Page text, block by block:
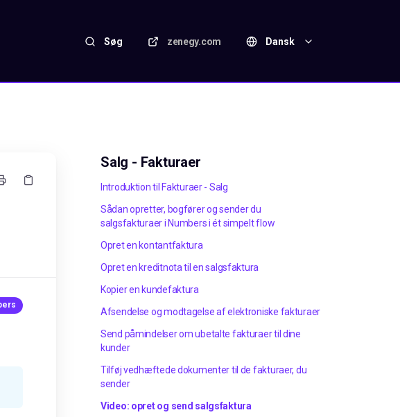
Søg zenegy.com Dansk
Salg - Fakturaer
Introduktion til Fakturaer - Salg
Sådan opretter, bogfører og sender du
salgsfakturaer i Numbers i ét simpelt flow
Opret en kontantfaktura
Opret en kreditnota til en salgsfaktura
Kopier en kundefaktura
Afsendelse og modtagelse af elektroniske fakturaer
Send påmindelser om ubetalte fakturaer til dine
kunder
Tilføj vedhæftede dokumenter til de fakturaer, du
sender
Video: opret og send salgsfaktura